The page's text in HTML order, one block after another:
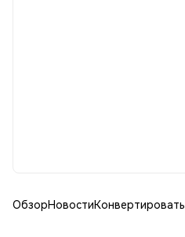
ОбзорНовостиКонвертировать